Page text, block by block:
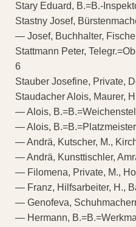
Stary Eduard, B.=B.-
Stastny Josef,
— Josef, Buchhalter,
Stattmann Peter,
6
Stauber Josefine, Private,
Staudacher Alois, Maurer,
— Alois,
— Alois,
— Andrä, Kutscher, M.,
— Andrä, Kunsttischler,
— Filomena, Private, M.,
— Franz, Hilfsarbeiter, H.,
— Genofeva,
— Hermann,